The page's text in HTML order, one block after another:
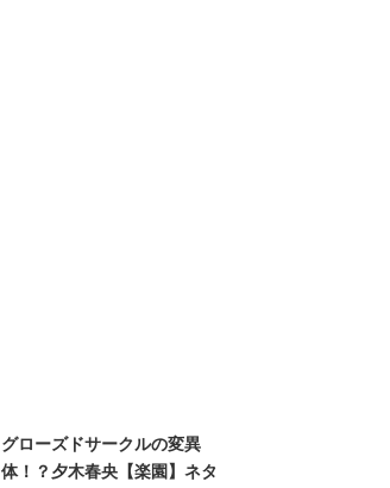
グローズドサークルの変異
体！？夕木春央【楽園】ネタ